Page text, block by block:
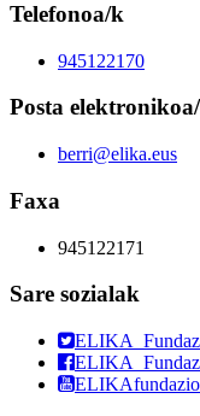
Telefonoa/k
945122170
Posta
berri@elika.eus
Faxa
945122171
Sare sozialak